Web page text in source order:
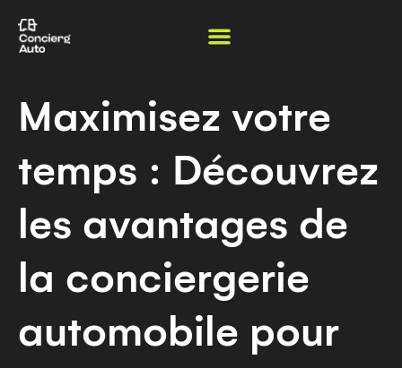
Maximisez votre
temps : Découvrez
les avantages de
la conciergerie
automobile pour